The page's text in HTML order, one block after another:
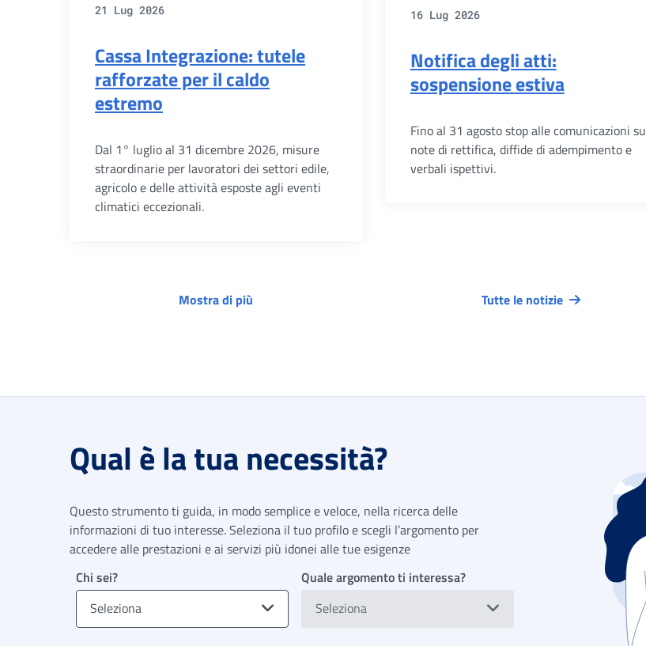
21 Lug 2026
Cassa Integrazione: tutele
rafforzate per il caldo
estremo
Dal 1° luglio al 31 dicembre 2026, misure
straordinarie per lavoratori dei settori edile,
agricolo e delle attività esposte agli eventi
climatici eccezionali.
16 Lug 2026
Notifica degli atti:
sospensione estiva
Fino al 31 agosto stop alle comunicazioni su
note di rettifica, diffide di adempimento e
verbali ispettivi.
Mostra di più Tutte le notizie
Qual è la tua necessità?
Questo strumento ti guida, in modo semplice e veloce, nella ricerca delle
informazioni di tuo interesse. Seleziona il tuo profilo e scegli l’argomento per
accedere alle prestazioni e ai servizi più idonei alle tue esigenze
Chi sei?
Seleziona
Quale argomento ti interessa?
Seleziona